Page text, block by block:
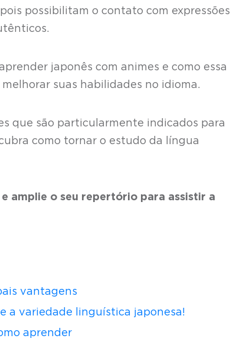
possibilitam o contato com expressões
japonês com animes e como essa
suas habilidades no idioma.
que são particularmente indicados para
como tornar o estudo da língua
e amplie o seu repertório para assistir a
vantagens
a variedade linguística japonesa!
aprender